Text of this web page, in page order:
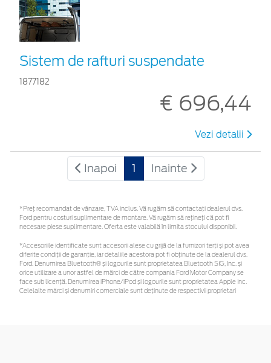
Sistem de rafturi suspendate
1877182
€ 696,44
Vezi detalii
Inapoi 1 Inainte
*Preţ recomandat de vânzare, TVA inclus. Vă rugăm să contactaţi dealerul dvs.
Ford pentru costuri suplimentare de montare. Vă rugăm să rețineți că pot fi
necesare piese suplimentare. Oferta este valabilă în limita stocului disponibil.
*Accesoriile identificate sunt accesorii alese cu grijă de la furnizori terți și pot avea
diferite condiții de garanție, iar detaliile acestora pot fi obținute de la dealerul dvs.
Ford. Denumirea Bluetooth® și logourile sunt proprietatea Bluetooth SIG, Inc. și
orice utilizare a unor astfel de mărci de către compania Ford Motor Company se
face sub licență. Denumirea iPhone/iPod și logourile sunt proprietatea Apple Inc.
Celelalte mărci și denumiri comerciale sunt deținute de respectivii proprietari